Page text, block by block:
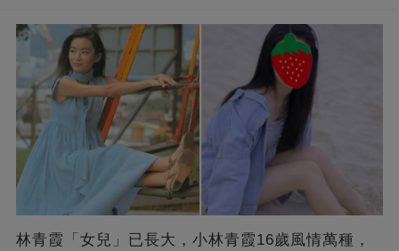
林青霞「女兒」已長大，小林青霞16歲風情萬種，